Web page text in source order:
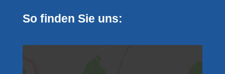
So finden Sie uns: